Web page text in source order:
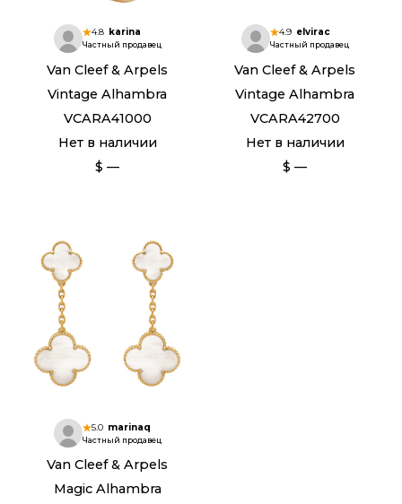
4.8 karina
Частный продавец
Van Cleef & Arpels
Vintage Alhambra
VCARA41000
Нет в наличии
$ —
4.9 elvirac
Частный продавец
Van Cleef & Arpels
Vintage Alhambra
VCARA42700
Нет в наличии
$ —
5.0 marinaq
Частный продавец
Van Cleef & Arpels
Magic Alhambra